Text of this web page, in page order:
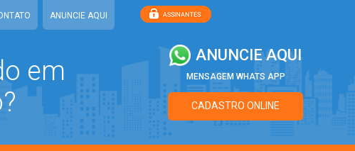
ANUNCIE AQUI
em
ANUNCIE AQUI
MENSAGEM WHATS APP
CADASTRO ONLINE